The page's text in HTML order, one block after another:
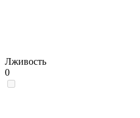
Лживость
0